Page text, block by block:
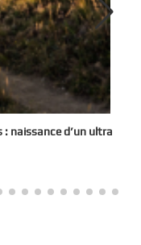
: naissance d’un ultra